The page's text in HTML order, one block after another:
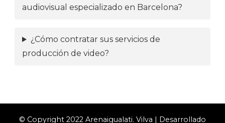
audiovisual especializado en Barcelona?
¿Cómo contratar sus servicios de
producción de video?
© Copyright 2022 Arenaigualati. Vilva | Desarrollado